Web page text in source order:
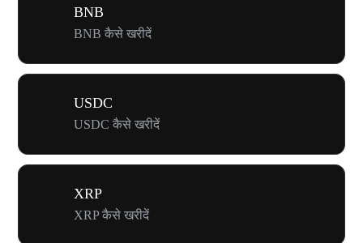
BNB
BNB कैसे खरीदें
USDC
USDC कैसे खरीदें
XRP
XRP कैसे खरीदें